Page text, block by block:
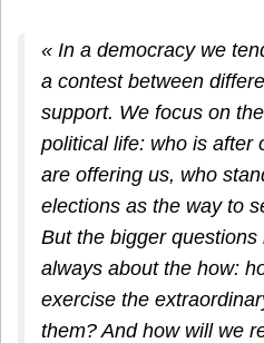
« In a democracy we
a contest between
support. We focus on
political life: who is after
are offering us, who
elections as the way to
But the bigger
always about the how:
exercise the
them? And how will we